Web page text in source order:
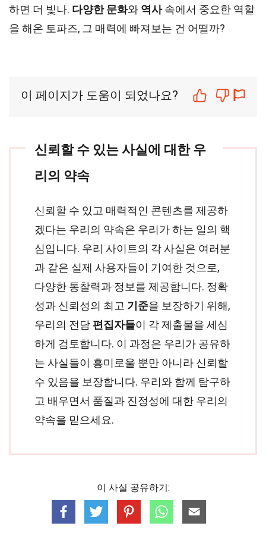
하면 더 빛나. 다양한 문화와 역사속에서 중요한 역할
을 해온 토파즈, 그 매력에 빠져보는 건 어떨까?
이 페이지가 도움이 되었나요?
신뢰할 수 있는 사실에 대한 우
리의 약속
신뢰할 수 있고 매력적인 콘텐츠를 제공하
겠다는 우리의 약속은 우리가 하는 일의 핵
심입니다. 우리 사이트의 각 사실은 여러분
과 같은 실제 사용자들이 기여한 것으로,
다양한 통찰력과 정보를 제공합니다. 정확
성과 신뢰성의 최고 기준을 보장하기 위해,
우리의 전담 편집자들이 각 제출물을 세심
하게 검토합니다. 이 과정은 우리가 공유하
는 사실들이 흥미로울 뿐만 아니라 신뢰할
수 있음을 보장합니다. 우리와 함께 탐구하
고 배우면서 품질과 진정성에 대한 우리의
약속을 믿으세요.
이 사실 공유하기: